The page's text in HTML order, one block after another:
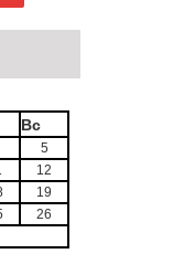
Вс
5
12
19
26